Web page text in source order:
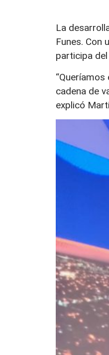
La
Funes. Con
participa
cadena de
explicó